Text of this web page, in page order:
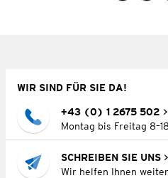
WIR SIND FÜR SIE DA!
+43 (0) 1 2675 502
Montag bis Freitag
SCHREIBEN SIE UNS
Wir helfen Ihnen weiter